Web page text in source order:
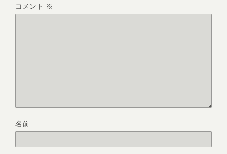
コメント ※
名前